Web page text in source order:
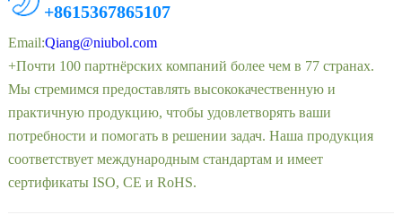
+8615367865107
Email:Qiang@niubol.com
+Почти 100 партнёрских компаний более чем в 77 странах.
Мы стремимся предоставлять высококачественную и
практичную продукцию, чтобы удовлетворять ваши
потребности и помогать в решении задач. Наша продукция
соответствует международным стандартам и имеет
сертификаты ISO, CE и RoHS.